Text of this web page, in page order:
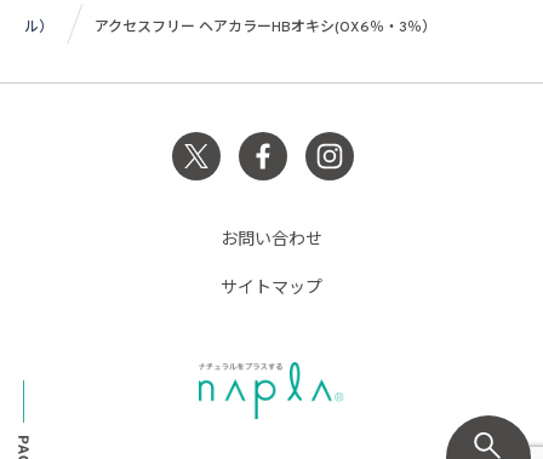
ル） アクセスフリー ヘアカラーHBオキシ(OX6％・3％）
お問い合わせ
サイトマップ